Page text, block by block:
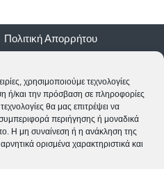
χρησιμοποιούμε τεχνολογίες
ή/και την πρόσβαση σε πληροφορίες
θα μας επιτρέψει να
περιήγησης ή μοναδικά
Η μη συναίνεση ή η ανάκληση της
ορισμένα χαρακτηριστικά και
Πολιτική Απορρήτου